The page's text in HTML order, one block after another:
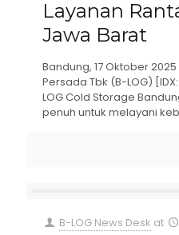
Layanan
Jawa Barat
Bandung, 17 Oktober
Persada Tbk (B-LOG)
LOG Cold Storage
penuh untuk melayani
B-LOG News Desk at